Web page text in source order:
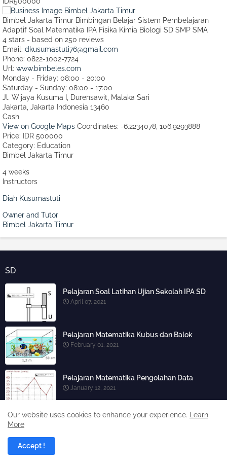
Bimbel Jakarta Timur Bimbingan Belajar Sistem Pembelajaran
Adaptif Soal Matematika IPA Fisika Kimia Biologi SD SMP SMA
4 stars - based on 250 reviews
Email: dkusumastuti76@gmail.com
Phone: 0822-1002-7724
Url: www.bimbeles.com
Monday - Friday: 08:00 - 20:00
Saturday - Sunday: 08:00 - 17:00
Jl. Wijaya Kusuma I, Durensawit, Malaka Sari
Jakarta, Jakarta Indonesia 13460
Cash
View on Google Maps Coordinates: -6.2234078, 106.9293888
Price: IDR 500000
Category: Education
Bimbel Jakarta Timur
4 weeks
Instructors
Diah Kusumastuti
Owner and Tutor
Bimbel Jakarta Timur
SD
Pelajaran Soal Latihan Ujian Sekolah IPA SD
April 07, 2021
Pelajaran Matematika Kubus dan Balok
February 01, 2021
Pelajaran Matematika Pengolahan Data
January 12, 2021
Satuan Ukuran Jumlah dan Satuan
Our website uses cookies to enhance your experience.
Learn
More
Accept !